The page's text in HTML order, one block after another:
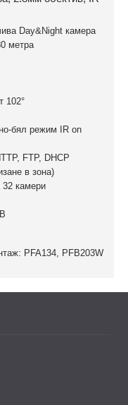
Day&Night камера
метра
102°
бял режим IR on
FTP, DHCP
в зона)
32 камери
PFA134, PFB203W